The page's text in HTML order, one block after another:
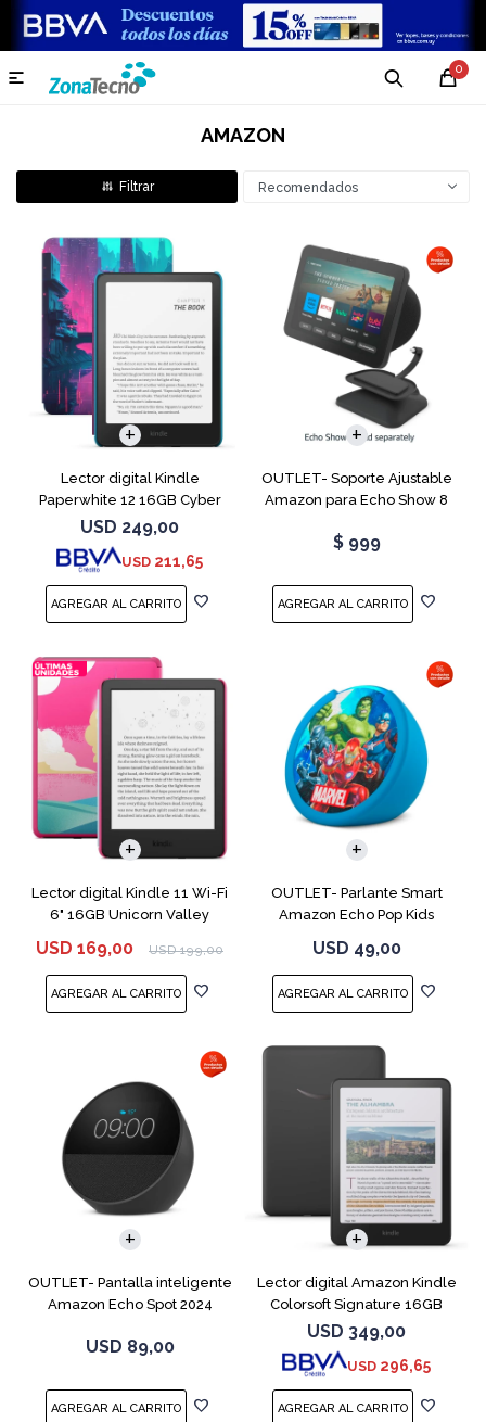
0

AMAZON
Recomendados
Lector digital Kindle
Paperwhite 12 16GB Cyber
City
USD 249,00
USD 211,65
OUTLET- Soporte Ajustable
Amazon para Echo Show 8
$ 999
Lector digital Kindle 11 Wi-Fi
6" 16GB Unicorn Valley
USD 169,00 USD 199,00
OUTLET- Parlante Smart
Amazon Echo Pop Kids
USD 49,00
OUTLET- Pantalla inteligente
Amazon Echo Spot 2024
USD 89,00
Lector digital Amazon Kindle
Colorsoft Signature 16GB
Negro
USD 349,00
USD 296,65